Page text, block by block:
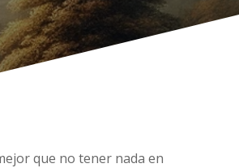
que no tener nada en